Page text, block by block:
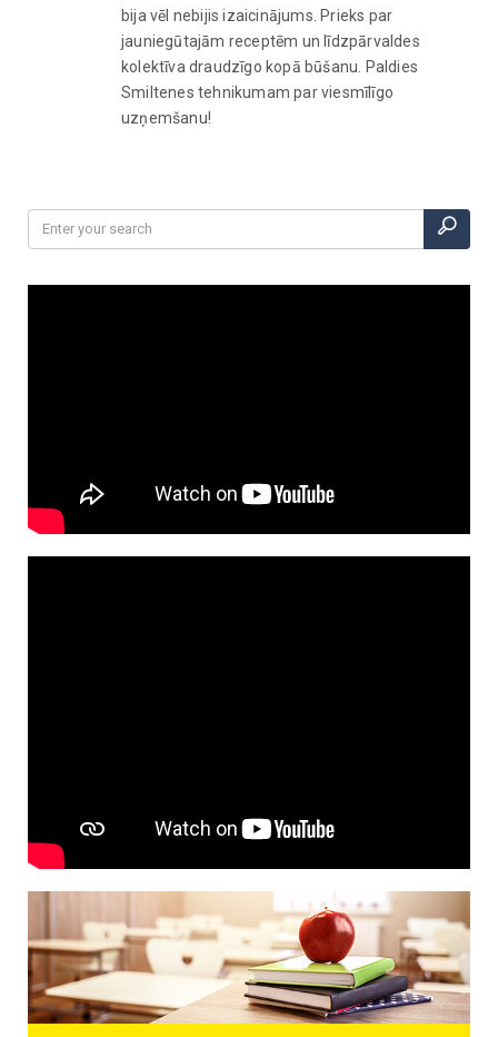
bija vēl nebijis izaicinājums. Prieks par
jauniegūtajām receptēm un līdzpārvaldes
kolektīva draudzīgo kopā būšanu. Paldies
Smiltenes tehnikumam par viesmīlīgo
uzņemšanu!